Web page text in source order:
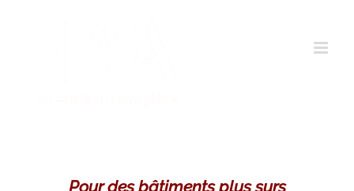
Pour des bâtiments plus surs